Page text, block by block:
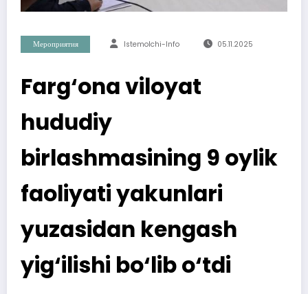
Мероприятия Istemolchi-Info 05.11.2025
Farg‘ona viloyat
hududiy
birlashmasining 9 oylik
faoliyati yakunlari
yuzasidan kengash
yig‘ilishi bo‘lib o‘tdi